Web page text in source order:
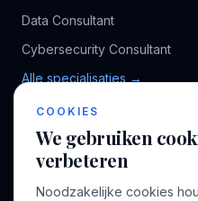
Data Consultant
Cybersecurity Consultant
Alle specialisaties →
BEDRIJF
Over ons
COOKIES
We gebruiken
verbeteren
Noodzakelijke cookies